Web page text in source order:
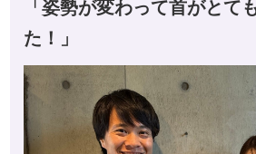
「姿勢が変わって首がとて
た！」